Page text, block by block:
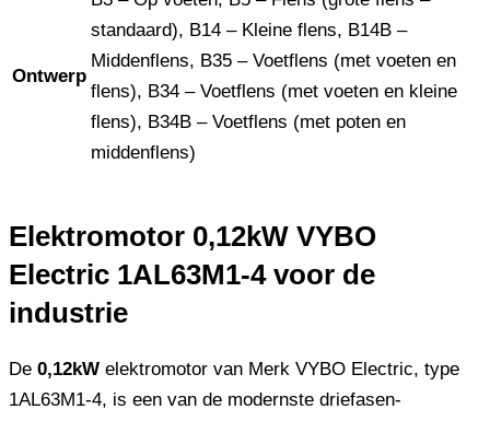
Ontwerp
standaard), B14 – Kleine flens, B14B –
Middenflens, B35 – Voetflens (met voeten en
flens), B34 – Voetflens (met voeten en kleine
flens), B34B – Voetflens (met poten en
middenflens)
Elektromotor 0,12kW VYBO
Electric 1AL63M1-4 voor de
industrie
De 0,12kW elektromotor van Merk VYBO Electric, type
1AL63M1-4, is een van de modernste driefasen-